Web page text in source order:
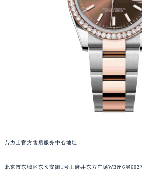
劳力士官方售后服务中心地址：
北京市东城区东长安街1号王府井东方广场W3座6层602